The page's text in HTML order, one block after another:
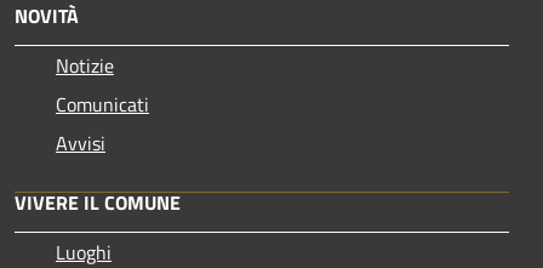
NOVITÀ
Notizie
Comunicati
Avvisi
VIVERE IL COMUNE
Luoghi